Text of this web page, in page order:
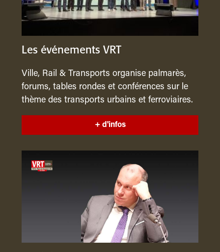
Les événements VRT
Ville, Rail & Transports organise palmarès,
forums, tables rondes et conférences sur le
thème des transports urbains et ferroviaires.
+ d'infos